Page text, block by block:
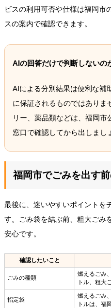
ビスの利用可否や仕様は福岡市
スの案内で確認できます。
AIの回答だけで判断しないの
AIによる分別結果は便利な補
に保証されるものではありま
リー、薬品類などは、福岡
窓口で確認してから出しまし
福岡市でごみを出す
最後に、迷いやすいポイントを
す。ごみ袋を結ぶ前、粗大ごみ
安心です。
確認したいこと
ごみの種類
燃えるごみ
トル、粗大
指定袋
燃えるごみ
トルは、福